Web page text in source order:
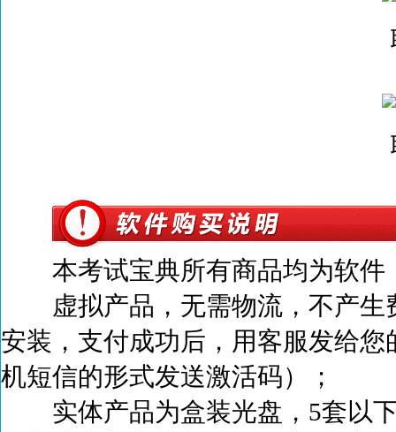
本考试宝典所有商品均为软件
虚拟产品，无需物流，不产
安装，支付成功后， 用客服发给您
机短信的形式发送激活码）；
实体产品为盒装光盘，5套以